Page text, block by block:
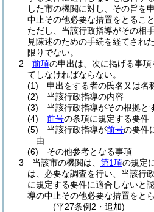
した市の機関に対し、その旨を
中止その他必要な措置をとるこ
ただし、当該行政指導がその相
見陳述のための手続を経てされ
限りでない。
2
前項の申出は、次に掲げる事
てしなければならない。
(1)
申出をする者の氏名又は名
(2)
当該行政指導の内容
(3)
当該行政指導がその根拠と
(4)
前号の条項に規定する要件
(5)
当該行政指導が前号の要件
由
(6)
その他参考となる事項
3
当該市の機関は、 第1項の規定
は、必要な調査を行い、当該行
に規定する要件に適合しないと
導の中止その他必要な措置をと
(平27条例2・追加)